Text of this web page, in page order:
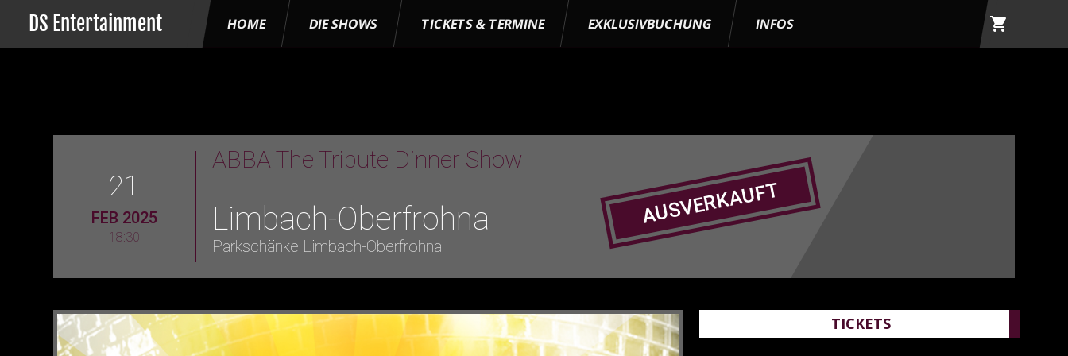
DS Entertainment HOME DIE SHOWS TICKETS & TERMINE EXKLUSIVBUCHUNG INFOS shopping_cart
21
FEB 2025
18:30
ABBA The Tribute Dinner Show
Limbach-Oberfrohna
Parkschänke Limbach-Oberfrohna
AUSVERKAUFT
TICKETS